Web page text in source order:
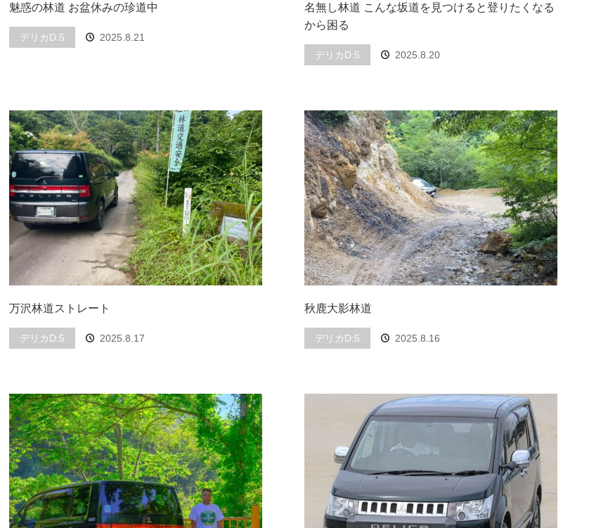
魅惑の林道 お盆休みの珍道中
デリカD:5 2025.8.21
名無し林道 こんな坂道を見つけると登りたくなる
から困る
デリカD:5 2025.8.20
万沢林道ストレート
デリカD:5 2025.8.17
秋鹿大影林道
デリカD:5 2025.8.16